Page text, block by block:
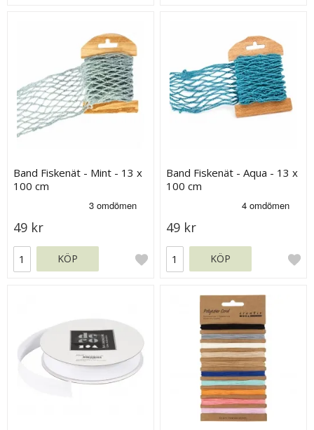
Band Fiskenät - Mint - 13 x
100 cm
49 kr
KÖP
Band Fiskenät - Aqua - 13 x
100 cm
49 kr
KÖP